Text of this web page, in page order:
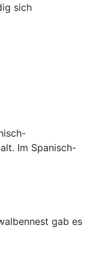
sich
Im Spanisch-
gab es